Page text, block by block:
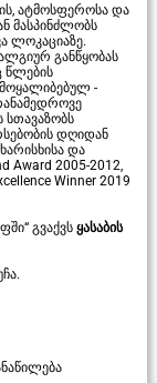
ატმოსფეროსა და
მასპინძლობს
ლოკაციაზე.
განწყობას
წლების
-
სთავაზობს
დღიდან
და
Award 2005-2012,
Winner 2019
გვაქვს ყასაბის